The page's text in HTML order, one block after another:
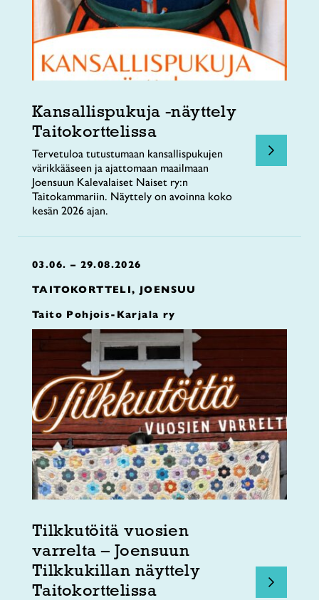
Kansallispukuja -näyttely
Taitokorttelissa
Tervetuloa tutustumaan kansallispukujen
värikkääseen ja ajattomaan maailmaan
Joensuun Kalevalaiset Naiset ry:n
Taitokammariin. Näyttely on avoinna koko
kesän 2026 ajan.
03.06. – 29.08.2026
TAITOKORTTELI, JOENSUU
Taito Pohjois-Karjala ry
Tilkkutöitä vuosien
varrelta – Joensuun
Tilkkukillan näyttely
Taitokorttelissa